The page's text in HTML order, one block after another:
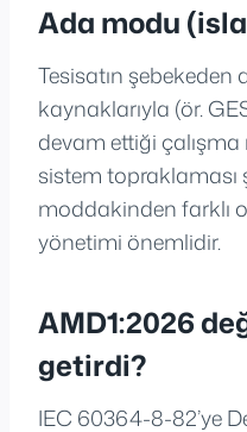
Ada modu
Tesisatın şebekeden
kaynaklarıyla (ör.
devam ettiği
sistem topraklaması
moddakinden farklı
yönetimi önemlidir.
AMD1:2026
getirdi?
IEC 60364-8-82’ye